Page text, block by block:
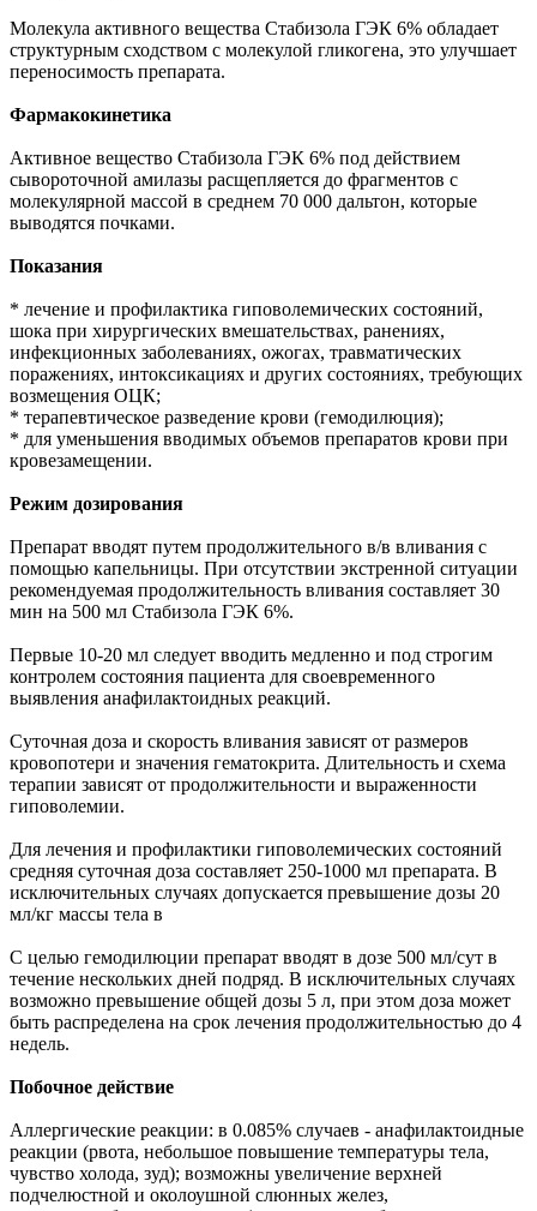
Молекула активного вещества Стабизола ГЭК 6% обладает
структурным сходством с молекулой гликогена, это улучшает
переносимость препарата.
Фармакокинетика
Активное вещество Стабизола ГЭК 6% под действием
сывороточной амилазы расщепляется до фрагментов с
молекулярной массой в среднем 70 000 дальтон, которые
выводятся почками.
Показания
* лечение и профилактика гиповолемических состояний,
шока при хирургических вмешательствах, ранениях,
инфекционных заболеваниях, ожогах, травматических
поражениях, интоксикациях и других состояниях, требующих
возмещения ОЦК;
* терапевтическое разведение крови (гемодилюция);
* для уменьшения вводимых объемов препаратов крови при
кровезамещении.
Режим дозирования
Препарат вводят путем продолжительного в/в вливания с
помощью капельницы. При отсутствии экстренной ситуации
рекомендуемая продолжительность вливания составляет 30
мин на 500 мл Стабизола ГЭК 6%.
Первые 10-20 мл следует вводить медленно и под строгим
контролем состояния пациента для своевременного
выявления анафилактоидных реакций.
Суточная доза и скорость вливания зависят от размеров
кровопотери и значения гематокрита. Длительность и схема
терапии зависят от продолжительности и выраженности
гиповолемии.
Для лечения и профилактики гиповолемических состояний
средняя суточная доза составляет 250-1000 мл препарата. В
исключительных случаях допускается превышение дозы 20
мл/кг массы тела в
С целью гемодилюции препарат вводят в дозе 500 мл/сут в
течение нескольких дней подряд. В исключительных случаях
возможно превышение общей дозы 5 л, при этом доза может
быть распределена на срок лечения продолжительностью до 4
недель.
Побочное действие
Аллергические реакции: в 0.085% случаев - анафилактоидные
реакции (рвота, небольшое повышение температуры тела,
чувство холода, зуд); возможны увеличение верхней
подчелюстной и околоушной слюнных желез,